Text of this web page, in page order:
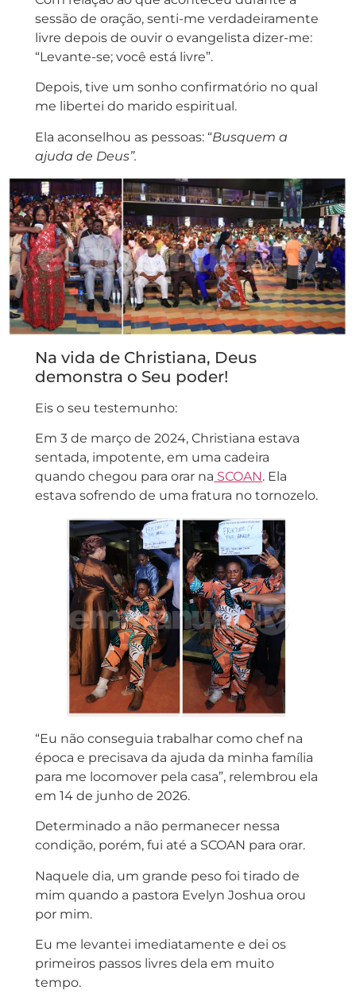
sessão de oração, senti-me verdadeiramente
livre depois de ouvir o evangelista dizer-me:
“Levante-se; você está livre”.
Depois, tive um sonho confirmatório no qual
me libertei do marido espiritual.
Ela aconselhou as pessoas: “Busquem a
ajuda de Deus”.
Na vida de Christiana, Deus
demonstra o Seu poder!
Eis o seu testemunho:
Em 3 de março de 2024, Christiana estava
sentada, impotente, em uma cadeira
quando chegou para orar na SCOAN. Ela
estava sofrendo de uma fratura no tornozelo.
“Eu não conseguia trabalhar como chef na
época e precisava da ajuda da minha família
para me locomover pela casa”, relembrou ela
em 14 de junho de 2026.
Determinado a não permanecer nessa
condição, porém, fui até a SCOAN para orar.
Naquele dia, um grande peso foi tirado de
mim quando a pastora Evelyn Joshua orou
por mim.
Eu me levantei imediatamente e dei os
primeiros passos livres dela em muito
tempo.